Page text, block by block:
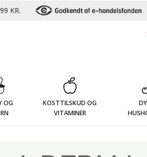
KR.
OG
KOSTTILSKUD OG
VITAMINER